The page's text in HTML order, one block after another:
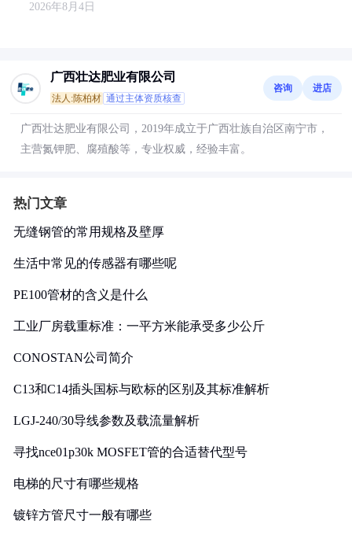
2026年8月4日
广西壮达肥业有限公司
法人:陈柏材 通过主体资质核查
咨询 进店
广西壮达肥业有限公司，2019年成立于广西壮族自治区南宁市，
主营氮钾肥、腐殖酸等，专业权威，经验丰富。
热门文章
无缝钢管的常用规格及壁厚
生活中常见的传感器有哪些呢
PE100管材的含义是什么
工业厂房载重标准：一平方米能承受多少公斤
CONOSTAN公司简介
C13和C14插头国标与欧标的区别及其标准解析
LGJ-240/30导线参数及载流量解析
寻找nce01p30k MOSFET管的合适替代型号
电梯的尺寸有哪些规格
镀锌方管尺寸一般有哪些